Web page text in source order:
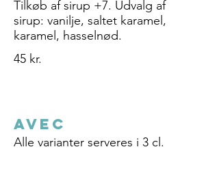
Tilkøb af sirup +7. Udvalg af
sirup: vanilje, saltet karamel,
karamel, hasselnød.
45 kr.
AVEC
Alle varianter serveres i 3 cl.